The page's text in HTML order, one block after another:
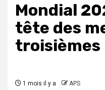
Mondial
tête des
troisièmes
1 mois il y a APS